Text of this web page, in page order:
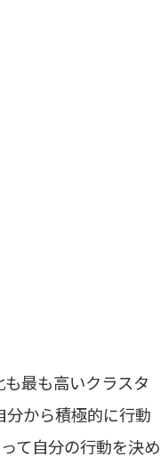
最も高いクラスタ
分から積極的に行動
て自分の行動を決め